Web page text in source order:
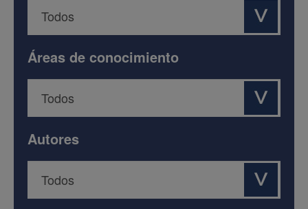
Áreas de conocimiento
Autores